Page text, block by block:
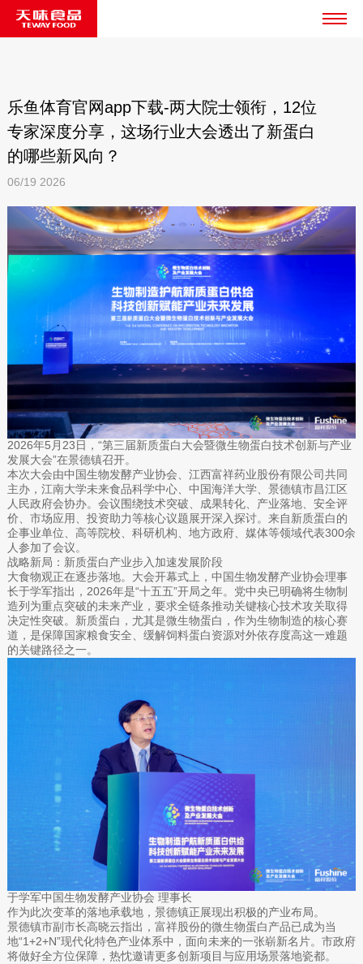
乐鱼体育官网app下载-两大院士领衔，12位
专家深度分享，这场行业大会透出了新蛋白
的哪些新风向？
06/19 2026
2026年5月23日，“第三届新质蛋白大会暨微生物蛋白技术创新与产业
发展大会”在景德镇召开。
本次大会由中国生物发酵产业协会、江西富祥药业股份有限公司共同
主办，江南大学未来食品科学中心、中国海洋大学、景德镇市昌江区
人民政府会协办。会议围绕技术突破、成果转化、产业落地、安全评
价、市场应用、投资助力等核心议题展开深入探讨。来自新质蛋白的
企事业单位、高等院校、科研机构、地方政府、媒体等领域代表300余
人参加了会议。
战略新局：新质蛋白产业步入加速发展阶段
大食物观正在逐步落地。大会开幕式上，中国生物发酵产业协会理事
长于学军指出，2026年是“十五五”开局之年。党中央已明确将生物制
造列为重点突破的未来产业，要求全链条推动关键核心技术攻关取得
决定性突破。新质蛋白，尤其是微生物蛋白，作为生物制造的核心赛
道，是保障国家粮食安全、缓解饲料蛋白资源对外依存度高这一难题
的关键路径之一。
于学军中国生物发酵产业协会 理事长
作为此次变革的落地承载地，景德镇正展现出积极的产业布局。
景德镇市副市长高晓云指出，富祥股份的微生物蛋白产品已成为当
地“1+2+N”现代化特色产业体系中，面向未来的一张崭新名片。市政府
将做好全方位保障，热忱邀请更多创新项目与应用场景落地瓷都。